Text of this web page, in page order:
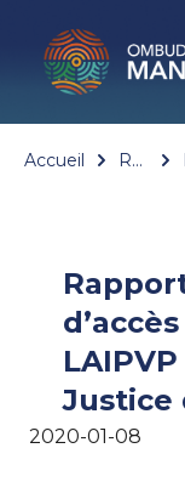
Accueil Rapports
Justice
2020-01-08